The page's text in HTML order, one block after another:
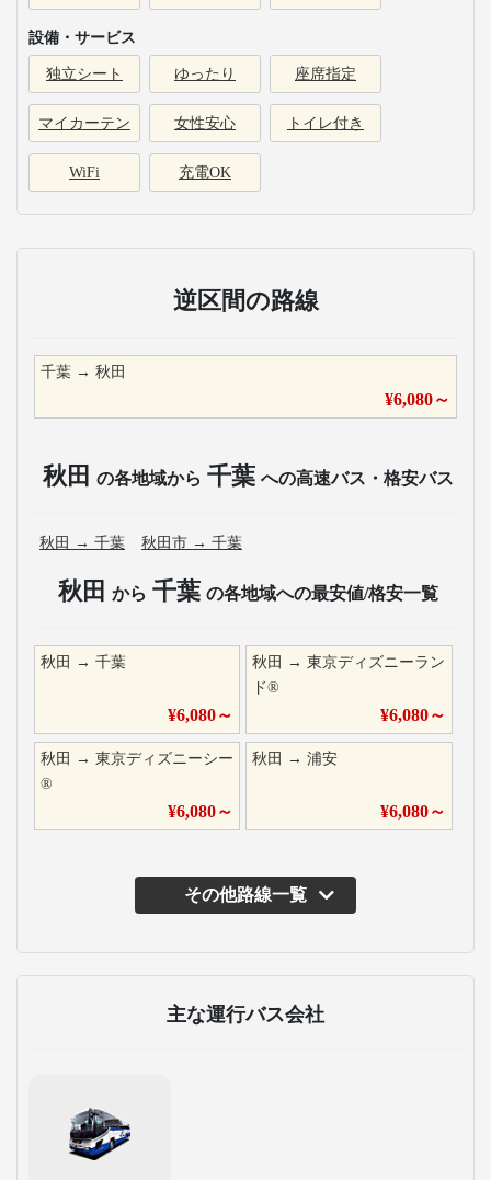
設備・サービス
独立シート ゆったり 座席指定
マイカーテン 女性安心 トイレ付き
WiFi 充電OK
逆区間の路線
千葉 → 秋田
¥6,080～
秋田 の各地域から 千葉 への高速バス・格安バス
秋田 → 千葉 秋田市 → 千葉
秋田 から 千葉 の各地域への最安値/格安一覧
秋田 → 千葉
¥6,080～
秋田 →東京ディズニーラン
ド®
¥6,080～
秋田 → 東京ディズニーシー
®
¥6,080～
秋田 →浦安
¥6,080～
その他路線一覧
主な運行バス会社